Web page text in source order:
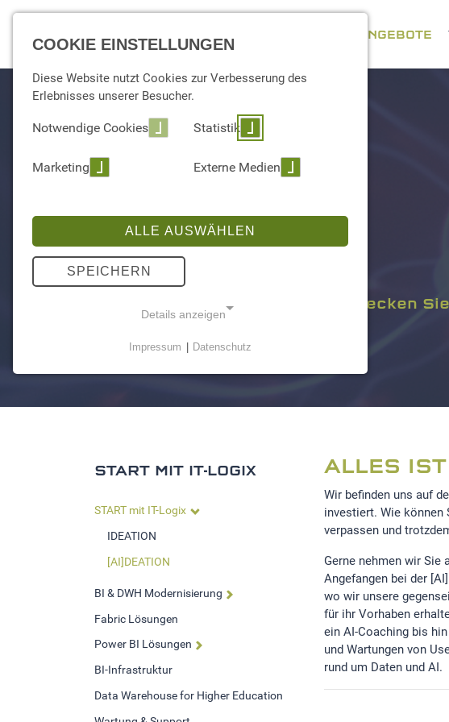
ANGEBOTE
Entdecken
START MIT IT-LOGIX
START mit IT-Logix
IDEATION
[AI]DEATION
BI & DWH Modernisierung
Fabric Lösungen
Power BI Lösungen
BI-Infrastruktur
Data Warehouse for Higher Education
ALLES IST
Wir befinden uns auf
investiert. Wie können
verpassen und
Gerne nehmen wir Sie
Angefangen bei der
wo wir unsere
für ihr Vorhaben
ein AI-Coaching bis
und Wartungen von
rund um Daten und AI.
COOKIE EINSTELLUNGEN
Diese Website nutzt Cookies zur Verbesserung des
Erlebnisses unserer Besucher.
Notwendige Cookies Statistik
Marketing Externe Medien
ALLE AUSWÄHLEN
SPEICHERN
Details anzeigen
cookie_consent
Dieser Cookie speichert die
Optionen des Benutzers
Impressum Datenschutz